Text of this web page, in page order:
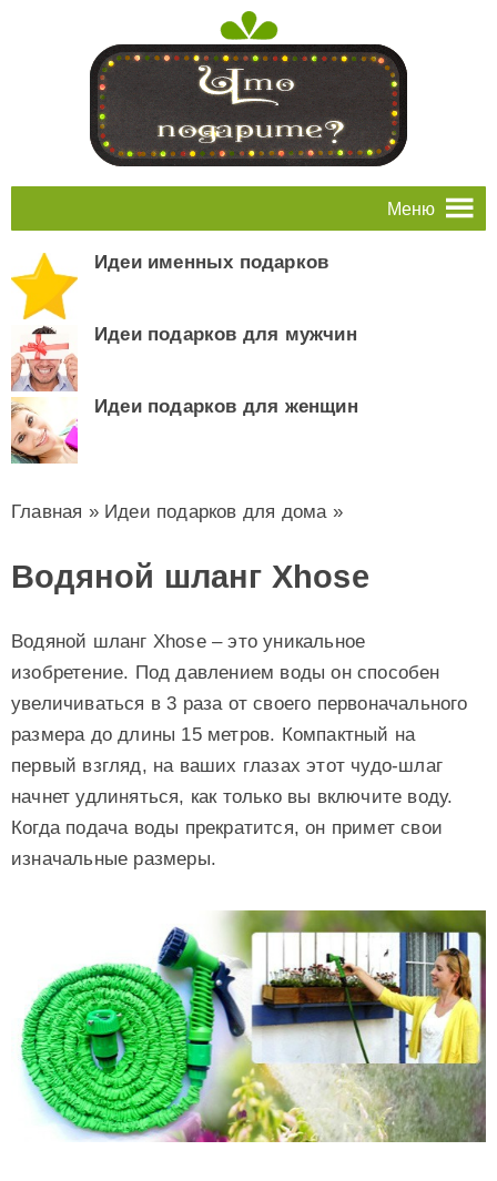
Меню
Идеи именных подарков
Идеи подарков для мужчин
Идеи подарков для женщин
Главная » Идеи подарков для дома »
Водяной шланг Xhose
Водяной шланг Xhose – это уникальное
изобретение. Под давлением воды он способен
увеличиваться в 3 раза от своего первоначального
размера до длины 15 метров. Компактный на
первый взгляд, на ваших глазах этот чудо-шлаг
начнет удлиняться, как только вы включите воду.
Когда подача воды прекратится, он примет свои
изначальные размеры.